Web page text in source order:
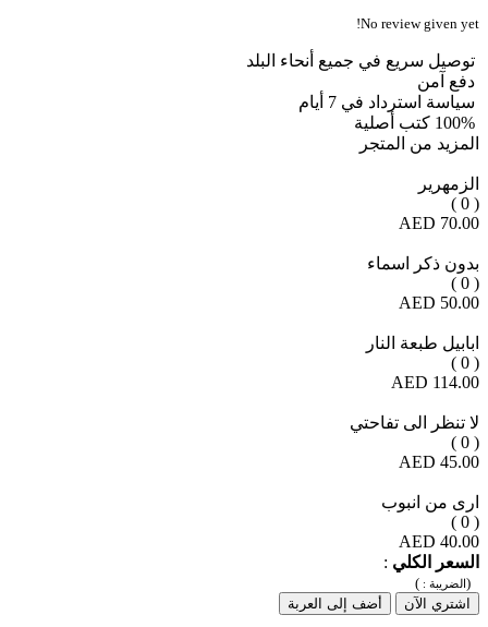
No review given yet!
توصيل سريع في جميع أنحاء البلد
دفع آمن
سياسة استرداد في 7 أيام
100% كتب أصلية
المزيد من المتجر
الزمهرير
( 0 )
70.00 AED
بدون ذكر اسماء
( 0 )
50.00 AED
ابابيل طبعة النار
( 0 )
114.00 AED
لا تنظر الى تفاحتي
( 0 )
45.00 AED
ارى من انبوب
( 0 )
40.00 AED
السعر الكلي :
(الضريبة : )
اشتري الآن
أضف إلى العربة